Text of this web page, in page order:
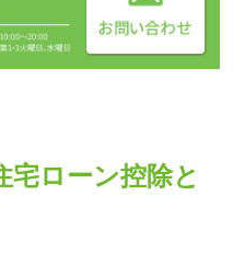
宅ローン控除と